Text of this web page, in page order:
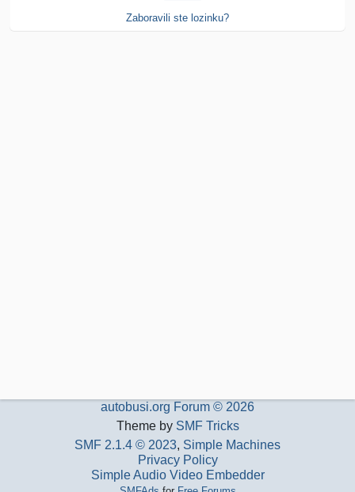
Zaboravili ste lozinku?
autobusi.org Forum © 2026
Theme by SMF Tricks
SMF 2.1.4 © 2023, Simple Machines
Privacy Policy
Simple Audio Video Embedder